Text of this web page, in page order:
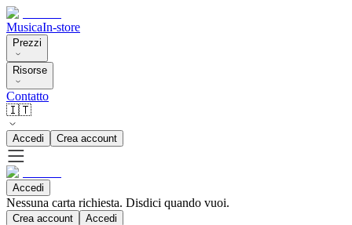
MusicaIn-store
Prezzi
Risorse
Contatto
🇮🇹
Accedi Crea account
Accedi
Nessuna carta richiesta. Disdici quando vuoi.
Crea account Accedi